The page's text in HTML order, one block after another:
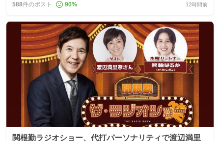
588件のポスト 90% 12時間前
関根勤ラジオショー、代打パーソナリティで渡辺満里